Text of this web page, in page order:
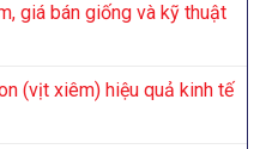
giá bán giống và kỹ thuật
(vịt xiêm) hiệu quả kinh tế